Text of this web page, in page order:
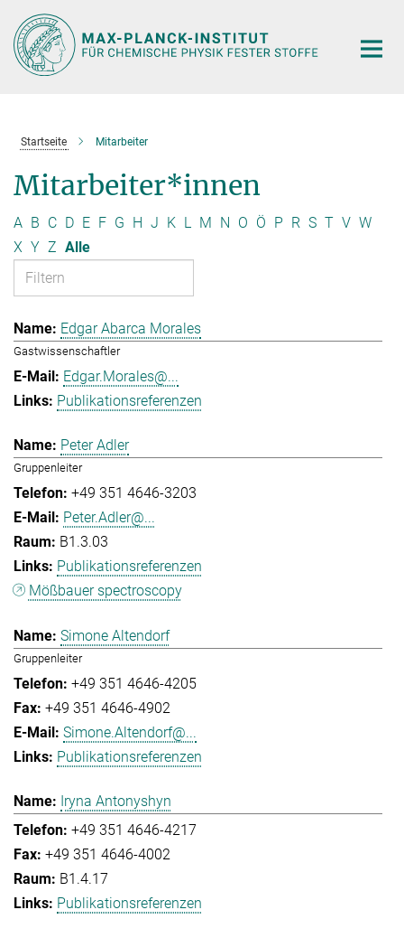
Hauptinhalt
Startseite Mitarbeiter
Mitarbeiter*innen
A B C D E F G H J K L M N O Ö P R S T V W
X Y Z Alle
Edgar Abarca Morales
Gastwissenschaftler
Edgar.Morales@...
Publikationsreferenzen
Peter Adler
Gruppenleiter
+49 351 4646-3203
Peter.Adler@...
B1.3.03
Publikationsreferenzen
Mößbauer spectroscopy
Simone Altendorf
Gruppenleiter
+49 351 4646-4205
+49 351 4646-4902
Simone.Altendorf@...
Publikationsreferenzen
Iryna Antonyshyn
+49 351 4646-4217
+49 351 4646-4002
B1.4.17
Publikationsreferenzen